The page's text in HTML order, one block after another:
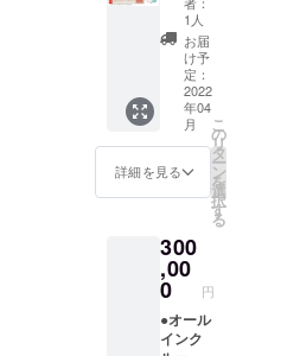
不可。
セリポ
リシー
は「前
日18時
以降の
キャン
セル・
ノー
：
100％」
ていた
だきま
す。 ※
ハイ
シーズ
ン
(12/24-
ご予約
は21年3
月頃よ
り受付
を開始
させて
いただ
きます
順）。
※予約時
ポリ
シーは
「前日
18時以
降の
キャン
利用期
限は
【2023
年3月31
日】ま
でにな
りま
ご予約
は21年3
を開始
させて
いただ
（先着
順）。
んに
使った
夕食、
朝食付
き。お
飲み物
飲み放
題。温
泉入り
モバイ
ルバッ
テリー
付き。
専属コ
ンシェ
でご宿
泊の場
合、こ
ちらの
チケッ
トを人
数分お
買い求
めくだ
ご利用
の方
が、人
数を追
加した
い場合
る権利
※CAMP
FIRE限
定 (繁忙
期で予
約が取
りづら
いゴー
ルデン
ウィー
クに、
UL
GARDE
Nの宿泊
が「確
約」で
きる権
1人
お届
け予
定：
2022
年04
月
詳細を見る
こ
の
リ
タ
ー
ン
を
選
択
す
る
300
,00
0 円
●オール
インク